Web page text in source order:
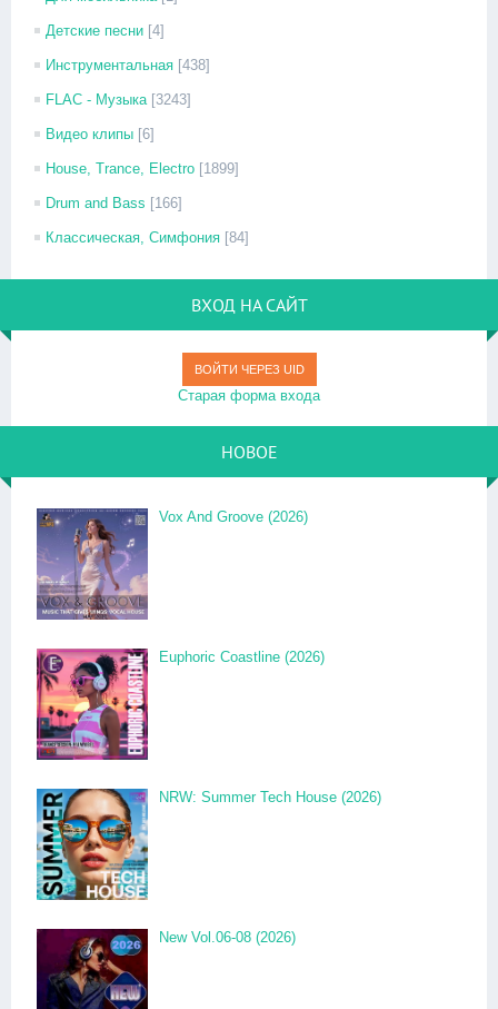
Детские песни [4]
Инструментальная [438]
FLAC - Музыка [3243]
Видео клипы [6]
House, Trance, Electro [1899]
Drum and Bass [166]
Классическая, Симфония [84]
ВХОД НА САЙТ
ВОЙТИ ЧЕРЕЗ UID
Старая форма входа
НОВОЕ
Vox And Groove (2026)
Euphoric Coastline (2026)
NRW: Summer Tech House (2026)
New Vol.06-08 (2026)